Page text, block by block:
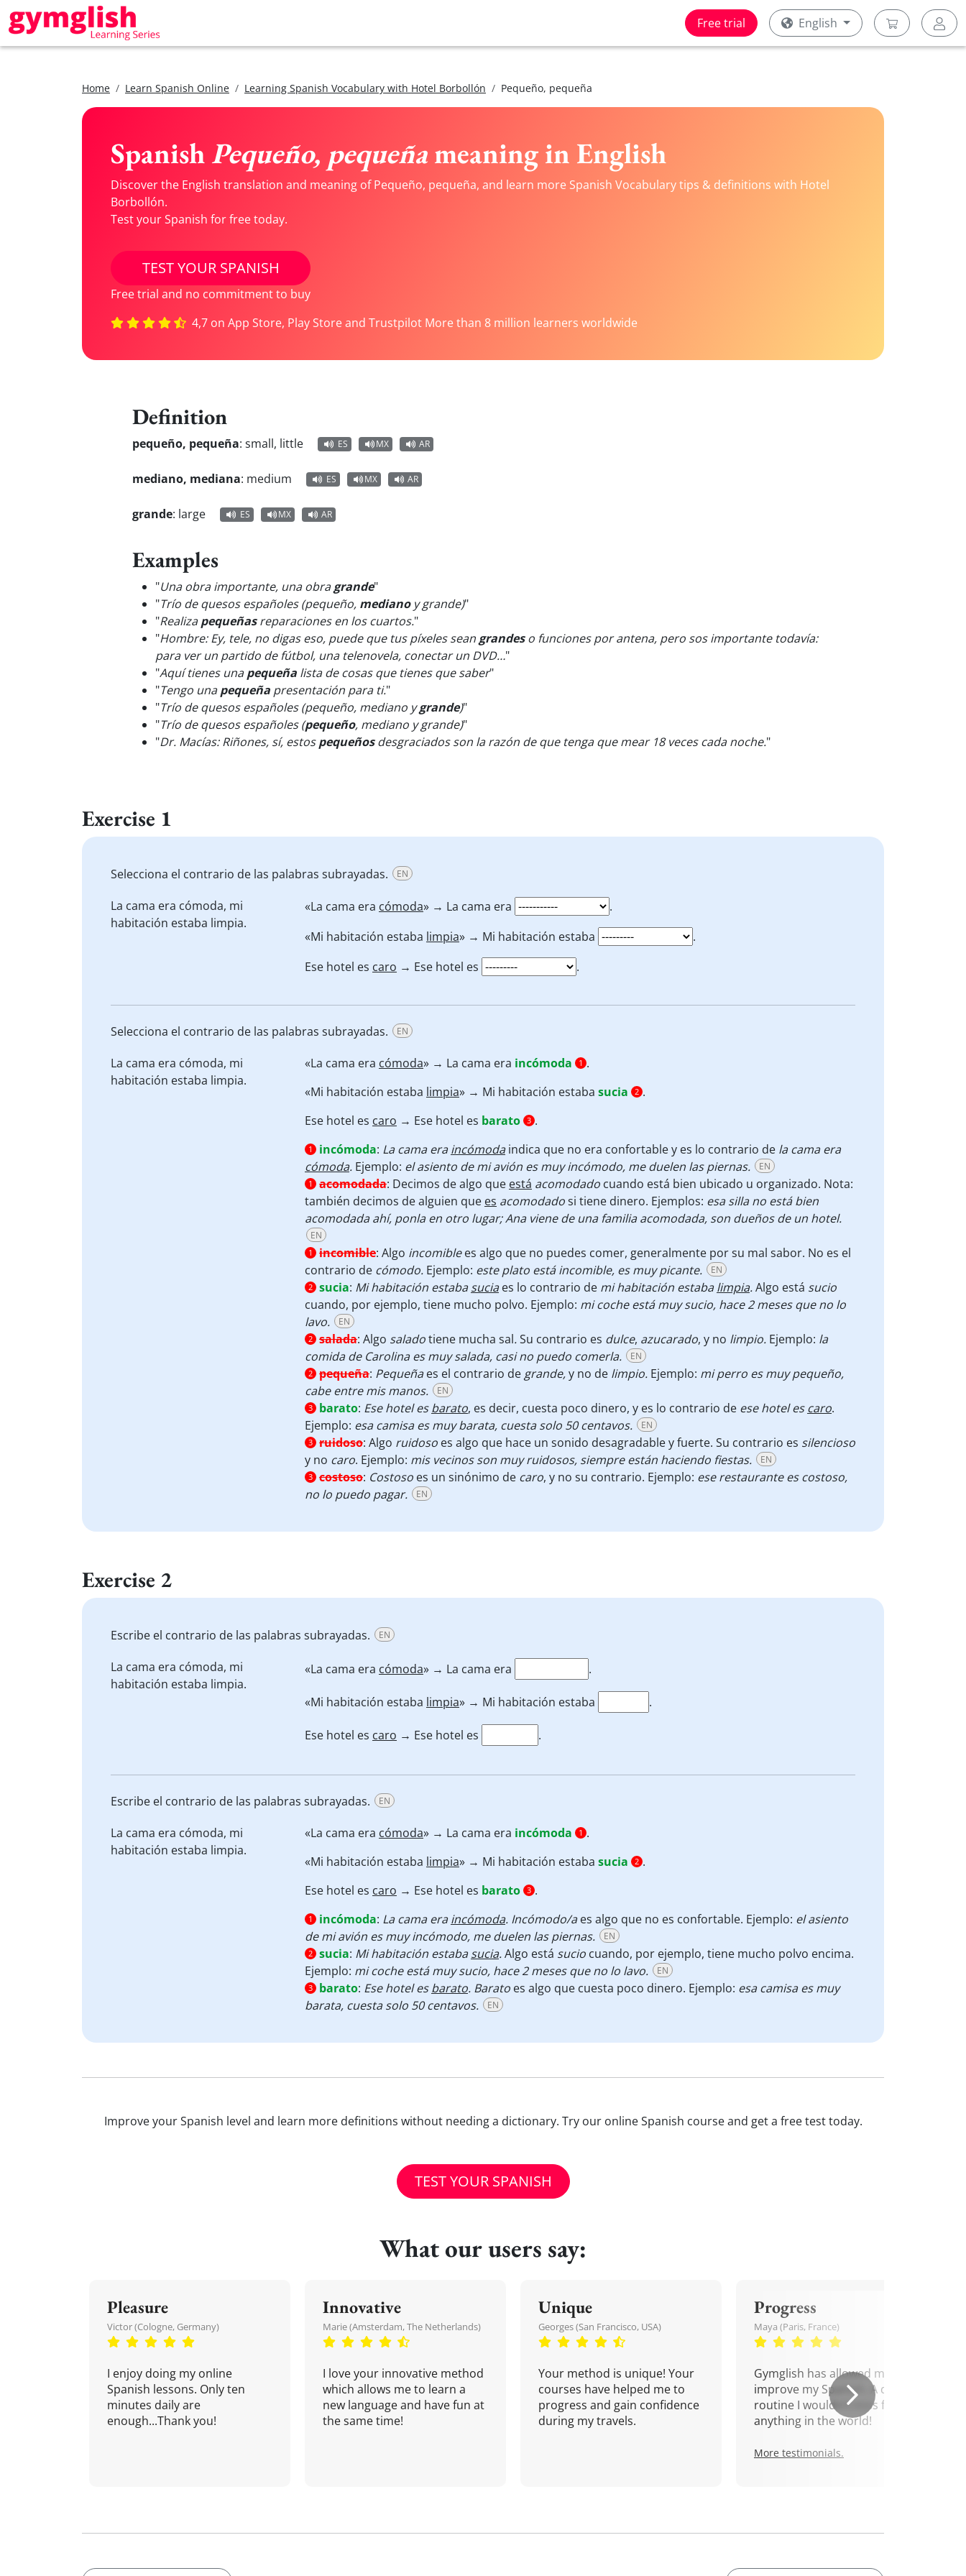
Free trial English
Home Learn Spanish Online Learning Spanish Vocabulary with Hotel Borbollón Pequeño, pequeña
SpanishPequeño, pequeñameaning in English
Discover the English translation and meaning of Pequeño, pequeña, and learn more Spanish Vocabulary tips & definitions with Hotel
Borbollón.
Test your Spanish for free today.
TEST YOUR SPANISH
Free trial and no commitment to buy
4,7 on App Store, Play Store and Trustpilot More than 8 million learners worldwide
Definition
pequeño, pequeña: small, little ES MX AR
mediano, mediana: medium ES MX AR
grande: large ES MX AR
Examples
"Una obra importante, una obragrande"
"Trío de quesos españoles (pequeño, medianoy grande)"
"Realizapequeñasreparaciones en los cuartos."
"Hombre: Ey, tele, no digas eso, puede que tus píxeles sean grandeso funciones por antena, pero sos importante todavía:
para ver un partido de fútbol, una telenovela, conectar un DVD…"
"Aquí tienes unapequeña lista de cosas que tienes que saber"
"Tengo unapequeña presentación para ti."
"Trío de quesos españoles (pequeño, mediano ygrande)"
"Trío de quesos españoles (pequeño, mediano y grande)"
"Dr. Macías: Riñones, sí, estospequeñosdesgraciados son la razón de que tenga que mear 18 veces cada noche."
Exercise 1
Selecciona el contrario de las palabras subrayadas. EN
La cama era cómoda, mi
habitación estaba limpia.
«La cama era cómoda» → La cama era
.
«Mi habitación estaba limpia» → Mi habitación estaba
.
Ese hotel es caro → Ese hotel es .
Selecciona el contrario de las palabras subrayadas. EN
La cama era cómoda, mi
habitación estaba limpia.
«La cama era cómoda» → La cama era incómoda 1 .
«Mi habitación estaba limpia» → Mi habitación estaba sucia 2 .
Ese hotel es caro → Ese hotel es barato 3 .
1 incómoda: La cama eraincómoda indica que no era confortable y es lo contrario de la cama era
cómoda. Ejemplo: el asiento de mi avión es muy incómodo, me duelen las piernas. EN
1 acomodada: Decimos de algo que está acomodado cuando está bien ubicado u organizado. Nota:
también decimos de alguien que es acomodadosi tiene dinero. Ejemplos: esa silla no está bien
acomodada ahí, ponla en otro lugar; Ana viene de una familia acomodada, son dueños de un hotel.
EN
1 incomible: Algo incomiblees algo que no puedes comer, generalmente por su mal sabor. No es el
contrario de cómodo. Ejemplo: este plato está incomible, es muy picante. EN
2 sucia: Mi habitación estabasucia es lo contrario de mi habitación estabalimpia.Algo está sucio
cuando, por ejemplo, tiene mucho polvo. Ejemplo: mi coche está muy sucio, hace 2 meses que no lo
lavo.
EN
2 salada: Algo saladotiene mucha sal.Su contrario es dulce, azucarado, y no limpio. Ejemplo: la
comida de Carolina es muy salada, casi no puedo comerla.
EN
2 pequeña: Pequeñaes el contrario de grande,y no de limpio. Ejemplo: mi perro es muy pequeño,
cabe entre mis manos.
EN
3 barato: Ese hotel esbarato, es decir, cuesta poco dinero, y es lo contrario de ese hotel escaro.
Ejemplo: esa camisa es muy barata, cuesta solo 50 centavos. EN
3 ruidoso: Algo ruidoso es algo que hace un sonido desagradable y fuerte. Su contrario es silencioso
y no caro. Ejemplo: mis vecinos son muy ruidosos, siempre están haciendo fiestas. EN
3 costoso: Costoso es un sinónimo de caro, y no su contrario. Ejemplo: ese restaurante es costoso,
no lo puedo pagar.
EN
Exercise 2
Escribe el contrario de las palabras subrayadas. EN
La cama era cómoda, mi
habitación estaba limpia.
«La cama era cómoda» → La cama era .
«Mi habitación estaba limpia» → Mi habitación estaba .
Ese hotel es caro → Ese hotel es .
Escribe el contrario de las palabras subrayadas. EN
La cama era cómoda, mi
habitación estaba limpia.
«La cama era cómoda» → La cama era incómoda 1 .
«Mi habitación estaba limpia» → Mi habitación estaba sucia 2 .
Ese hotel es caro → Ese hotel es barato 3 .
1 incómoda: La cama eraincómoda. Incómodo/aes algo que no es confortable. Ejemplo: el asiento
de mi avión es muy incómodo, me duelen las piernas.
EN
2 sucia: Mi habitación estabasucia.Algo está sucio cuando, por ejemplo, tiene mucho polvo encima.
Ejemplo: mi coche está muy sucio, hace 2 meses que no lo lavo. EN
3 barato: Ese hotel esbarato. Barato es algo que cuesta poco dinero. Ejemplo: esa camisa es muy
barata, cuesta solo 50 centavos.
EN
Improve your Spanish level and learn more definitions without needing a dictionary. Try our online Spanish course and get a free test today.
TEST YOUR SPANISH
What our users say:
Pleasure
Victor (Cologne, Germany)
I enjoy doing my online
Spanish lessons. Only ten
minutes daily are
enough...Thank you!
Innovative
Marie (Amsterdam, The Netherlands)
I love your innovative method
which allows me to learn a
new language and have fun at
the same time!
Unique
Georges (San Francisco, USA)
Your method is unique! Your
courses have helped me to
progress and gain confidence
during my travels.
Progress
Maya (Paris, France)
Gymglish has allowed me to
improve my Spanish. A daily
routine I wouldn't miss for
anything in the world!
More testimonials.